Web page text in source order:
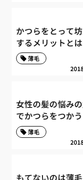
かつらをとって
するメリットとは
薄毛
女性の髪の悩み
でかつらをつか
薄毛
もてないのは薄